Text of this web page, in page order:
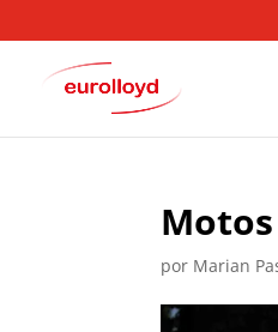
por Marian